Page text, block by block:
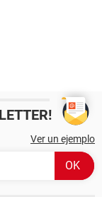
Ver un ejemplo